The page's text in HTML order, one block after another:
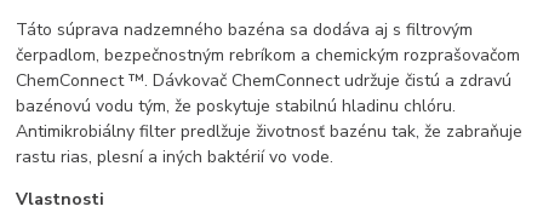
Táto súprava nadzemného bazéna sa dodáva aj s filtrovým
čerpadlom, bezpečnostným rebríkom a chemickým rozprašovačom
ChemConnect ™. Dávkovač ChemConnect udržuje čistú a zdravú
bazénovú vodu tým, že poskytuje stabilnú hladinu chlóru.
Antimikrobiálny filter predlžuje životnosť bazénu tak, že zabraňuje
rastu rias, plesní a iných baktérií vo vode.
Vlastnosti